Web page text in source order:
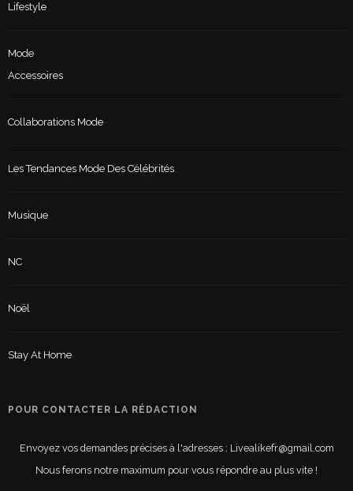
Lifestyle
Mode
Accessoires
Collaborations Mode
Les Tendances Mode Des Célébrités
Musique
NC
Noël
Stay At Home
POUR CONTACTER LA RÉDACTION
Envoyez vos demandes précises à l'adresses : Livealikefr@gmail.com
Nous ferons notre maximum pour vous répondre au plus vite !